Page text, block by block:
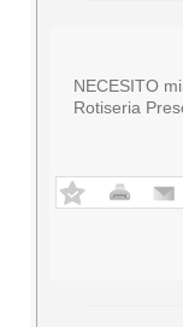
NECESITO
Rotiseria